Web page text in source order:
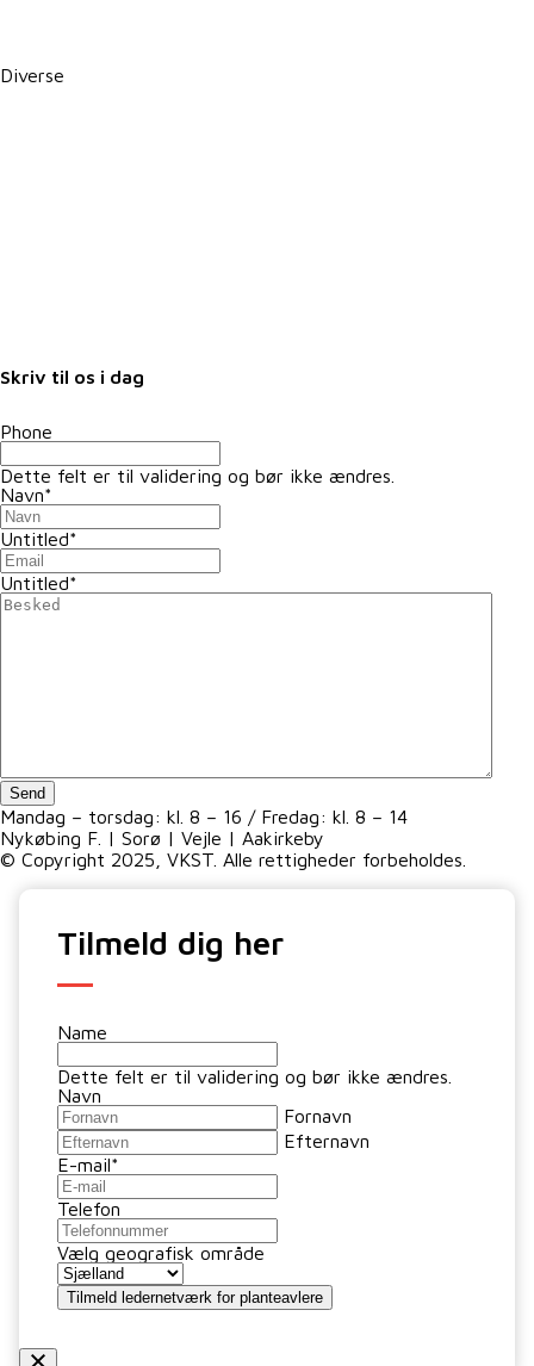
Diverse
Skriv til os i dag
Phone
Dette felt er til validering og bør ikke ændres.
Navn*
Untitled*
Untitled*
Send
Mandag – torsdag: kl. 8 – 16 / Fredag: kl. 8 – 14
Nykøbing F. | Sorø | Vejle | Aakirkeby
© Copyright 2025, VKST. Alle rettigheder forbeholdes.
Tilmeld dig her
Name
Dette felt er til validering og bør ikke ændres.
Navn
Fornavn
Efternavn
E-mail*
Telefon
Vælg geografisk område
Tilmeld ledernetværk for planteavlere